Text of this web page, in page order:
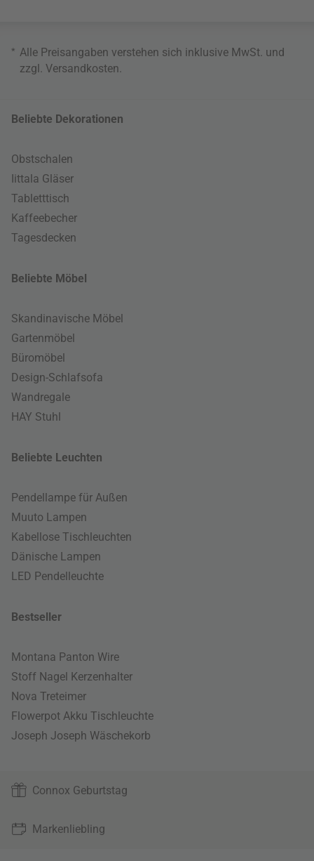
* Alle Preisangaben verstehen sich inklusive MwSt. und
zzgl. Versandkosten
Beliebte Dekorationen
Obstschalen
Iittala Gläser
Tabletttisch
Kaffeebecher
Tagesdecken
Beliebte Möbel
Skandinavische Möbel
Gartenmöbel
Büromöbel
Design-Schlafsofa
Wandregale
HAY Stuhl
Beliebte Leuchten
Pendellampe für Außen
Muuto Lampen
Kabellose Tischleuchten
Dänische Lampen
LED Pendelleuchte
Bestseller
Montana Panton Wire
Stoff Nagel Kerzenhalter
Nova Treteimer
Flowerpot Akku Tischleuchte
Joseph Joseph Wäschekorb
Connox Geburtstag
Markenliebling